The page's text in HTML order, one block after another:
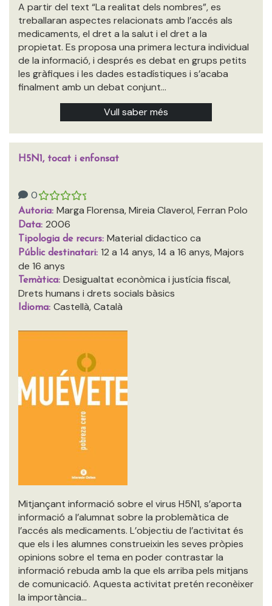
A partir del text “La realitat dels nombres”, es
treballaran aspectes relacionats amb l’accés als
medicaments, el dret a la salut i el dret a la
propietat. Es proposa una primera lectura individual
de la informació, i després es debat en grups petits
les gràfiques i les dades estadístiques i s’acaba
finalment amb un debat conjunt…
Vull saber més
H5N1, tocat i enfonsat
0
Autoria: Marga Florensa, Mireia Claverol, Ferran Polo
Data: 2006
Tipologia de recurs: Material didactico ca
Públic destinatari: 12 a 14 anys, 14 a 16 anys, Majors
de 16 anys
Temàtica: Desigualtat econòmica i justícia fiscal,
Drets humans i drets socials bàsics
Idioma: Castellà, Català
Mitjançant informació sobre el virus H5N1, s’aporta
informació a l’alumnat sobre la problemàtica de
l’accés als medicaments. L’objectiu de l’activitat és
que els i les alumnes construeixin les seves pròpies
opinions sobre el tema en poder contrastar la
informació rebuda amb la que els arriba pels mitjans
de comunicació. Aquesta activitat pretén reconèixer
la importància…